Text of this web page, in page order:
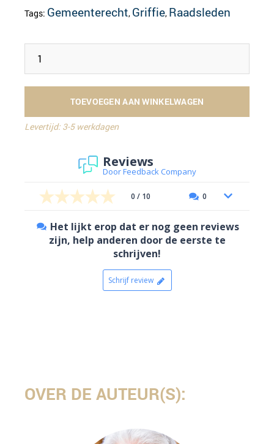
Tags: Gemeenterecht, Griffie, Raadsleden
TOEVOEGEN AAN WINKELWAGEN
Levertijd: 3-5 werkdagen
Reviews
Door Feedback Company
0 / 10 0
Het lijkt erop dat er nog geen reviews
zijn, help anderen door de eerste te
schrijven!
Schrijf review
OVER DE AUTEUR(S):